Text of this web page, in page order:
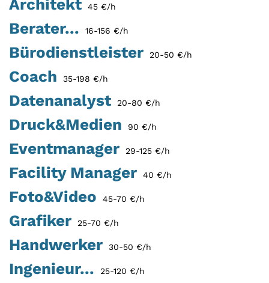
Architekt 45 €/h
Berater... 16-156 €/h
Bürodienstleister 20-50 €/h
Coach 35-198 €/h
Datenanalyst 20-80 €/h
Druck&Medien 90 €/h
Eventmanager 29-125 €/h
Facility Manager 40 €/h
Foto&Video 45-70 €/h
Grafiker 25-70 €/h
Handwerker 30-50 €/h
Ingenieur... 25-120 €/h